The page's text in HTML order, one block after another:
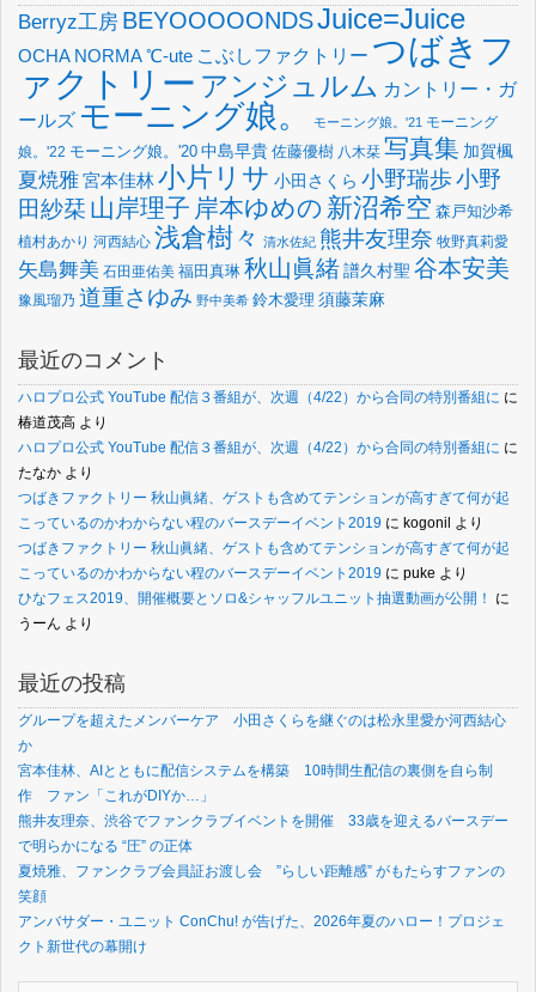
Berryz工房 BEYOOOOONDSJuice=Juice
OCHA NORMA℃-ute こぶしファクトリー つばきフ
ァクトリー アンジュルム カントリー・ガ
ールズ モーニング娘。 モーニング娘。'21 モーニング
娘。'22 モーニング娘。'20 中島早貴 佐藤優樹 八木栞 写真集 加賀楓
夏焼雅宮本佳林小片リサ 小田さくら 小野瑞歩小野
田紗栞 山岸理子 岸本ゆめの 新沼希空 森戸知沙希
植村あかり 河西結心 浅倉樹々 清水佐紀 熊井友理奈 牧野真莉愛
矢島舞美 石田亜佑美 福田真琳 秋山眞緒譜久村聖 谷本安美
豫風瑠乃 道重さゆみ 野中美希 鈴木愛理 須藤茉麻
最近のコメント
ハロプロ公式 YouTube 配信３番組が、次週（4/22）から合同の特別番組に に
椿道茂高 より
ハロプロ公式 YouTube 配信３番組が、次週（4/22）から合同の特別番組に に
たなか より
つばきファクトリー 秋山眞緒、ゲストも含めてテンションが高すぎて何が起
こっているのかわからない程のバースデーイベント2019 に kogonil より
つばきファクトリー 秋山眞緒、ゲストも含めてテンションが高すぎて何が起
こっているのかわからない程のバースデーイベント2019 に puke より
ひなフェス2019、開催概要とソロ&シャッフルユニット抽選動画が公開！
に
うーん より
最近の投稿
グループを超えたメンバーケア 小田さくらを継ぐのは松永里愛か河西結心
か
宮本佳林、AIとともに配信システムを構築 10時間生配信の裏側を自ら制
作 ファン「これがDIYか…」
熊井友理奈、渋谷でファンクラブイベントを開催 33歳を迎えるバースデー
で明らかになる “圧” の正体
夏焼雅、ファンクラブ会員証お渡し会 ”らしい距離感” がもたらすファンの
笑顔
アンバサダー・ユニット ConChu! が告げた、2026年夏のハロー！プロジェ
クト新世代の幕開け